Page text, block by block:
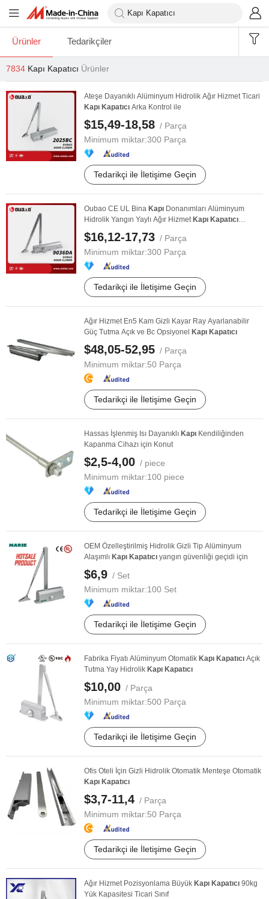
Ürünler Tedarikçiler
7834 Kapı Kapatıcı Ürünler
Ateşe Dayanıklı Alüminyum Hidrolik Ağır Hizmet Ticari
Kapı Kapatıcı Arka Kontrol ile
$15,49-18,58 / Parça
Minimum miktar:300 Parça
Tedarikçi ile İletişime Geçin
Oubao CE UL Bina Kapı Donanımları Alüminyum
Hidrolik Yangın Yaylı Ağır Hizmet Kapı Kapatıcı
(9036DA)
$16,12-17,73 / Parça
Minimum miktar:300 Parça
Tedarikçi ile İletişime Geçin
Ağır Hizmet En5 Kam Gizli Kayar Ray Ayarlanabilir
Güç Tutma Açık ve Bc Opsiyonel
Kapı Kapatıcı
$48,05-52,95 / Parça
Minimum miktar:50 Parça
Tedarikçi ile İletişime Geçin
Hassas İşlenmiş Isı Dayanıklı Kapı Kendiliğinden
Kapanma Cihazı için Konut
$2,5-4,00 / piece
Minimum miktar:100 piece
Tedarikçi ile İletişime Geçin
OEM Özelleştirilmiş Hidrolik Gizli Tip Alüminyum
Alaşımlı Kapı Kapatıcı yangın güvenliği geçidi için
$6,9 / Set
Minimum miktar:100 Set
Tedarikçi ile İletişime Geçin
Fabrika Fiyatı Alüminyum Otomatik Kapı Kapatıcı Açık
Tutma Yay Hidrolik Kapı Kapatıcı
$10,00 / Parça
Minimum miktar:500 Parça
Tedarikçi ile İletişime Geçin
Ofis Oteli İçin Gizli Hidrolik Otomatik Menteşe Otomatik
Kapı Kapatıcı
$3,7-11,4 / Parça
Minimum miktar:50 Parça
Tedarikçi ile İletişime Geçin
Ağır Hizmet Pozisyonlama Büyük Kapı Kapatıcı 90kg
Yük Kapasitesi Ticari Sınıf